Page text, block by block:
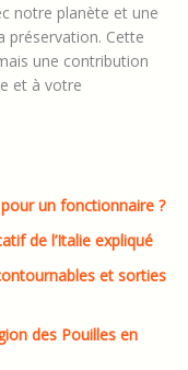
notre planète et une
préservation. Cette
une contribution
et à votre
un fonctionnaire ?
de l’Italie expliqué
et sorties
des Pouilles en